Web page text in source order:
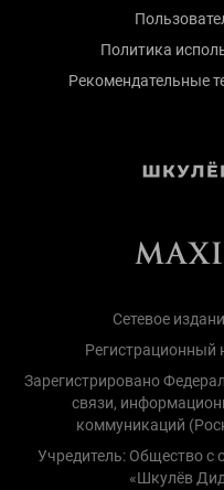
Политика
Рекомендательные
Сетевое
Зарегистрировано
связи,
коммуникаций
Учредитель: Общество с
«Шкулёв